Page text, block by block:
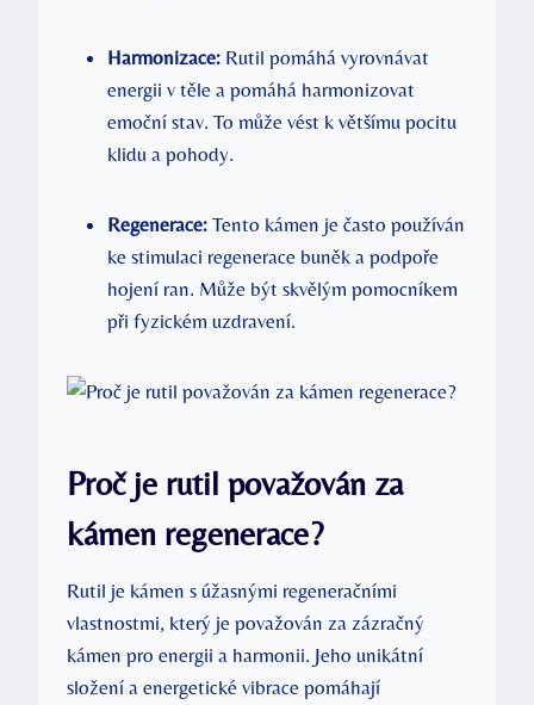
Harmonizace: Rutil pomáhá vyrovnávat
energii v těle a pomáhá harmonizovat
emoční stav. To může vést k většímu pocitu
klidu a pohody.
Regenerace: Tento kámen je často používán
ke stimulaci regenerace buněk a podpoře
hojení ran. Může být skvělým pomocníkem
při fyzickém uzdravení.
Proč je rutil považován za
kámen regenerace?
Rutil je kámen s úžasnými regeneračními
vlastnostmi, který je považován za zázračný
kámen pro energii a harmonii. Jeho unikátní
složení a energetické vibrace pomáhají